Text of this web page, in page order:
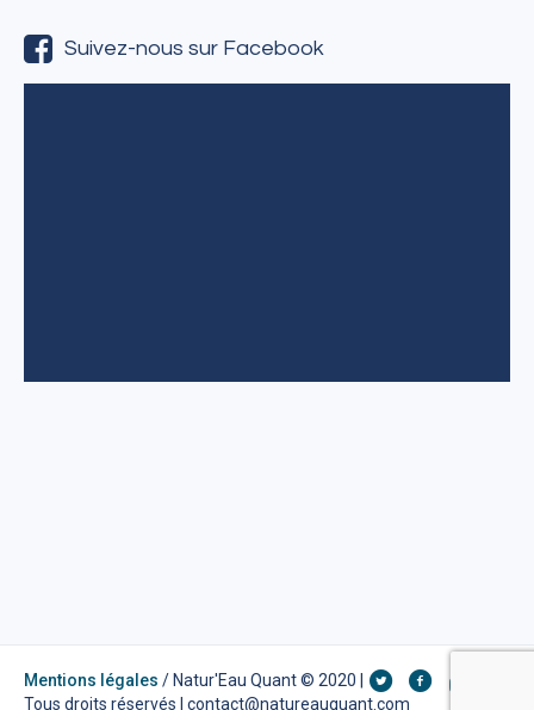
Suivez-nous sur Facebook
Mentions légales / Natur'Eau Quant © 2020 |
Tous droits réservés | contact@natureauquant.com